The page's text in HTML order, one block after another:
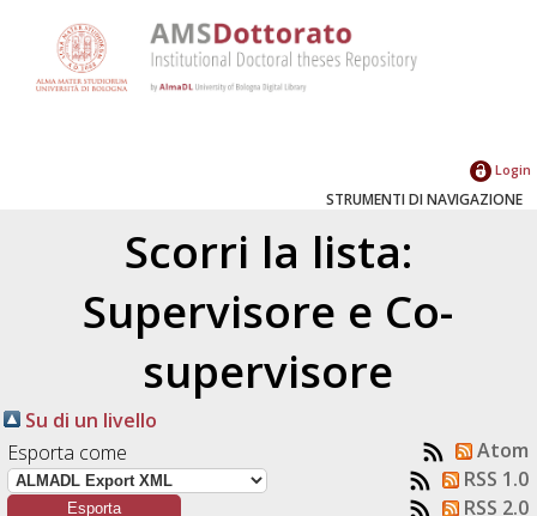
Login
STRUMENTI DI NAVIGAZIONE
Scorri la lista:
Supervisore e Co-
supervisore
Su di un livello
Esporta come
Atom
RSS 1.0
RSS 2.0